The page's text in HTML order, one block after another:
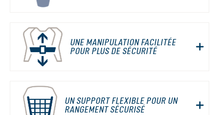
UNE MANIPULATION FACILITÉE
POUR PLUS DE SÉCURITÉ
UN SUPPORT FLEXIBLE POUR UN
RANGEMENT SÉCURISÉ